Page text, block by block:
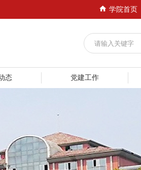
 学院首页
态 党建工作